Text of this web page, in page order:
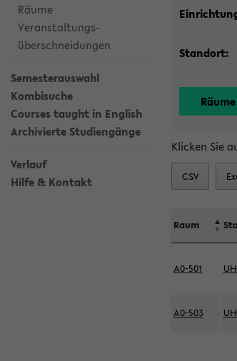
Räume
Veranstaltungs-
überschneidungen
Semesterauswahl
Kombisuche
Courses taught in English
Archivierte Studiengänge
Verlauf
Hilfe & Kontakt
Standort:
Klicken Sie
CSV
Raum
A0-501
A0-503